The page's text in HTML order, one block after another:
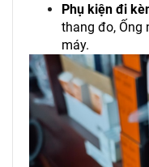
Phụ kiện đi
thang đo, Ống
máy.